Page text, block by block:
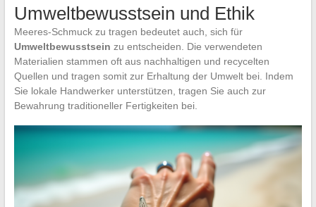
Umweltbewusstsein und Ethik
Meeres-Schmuck zu tragen bedeutet auch, sich für
Umweltbewusstsein zu entscheiden. Die verwendeten
Materialien stammen oft aus nachhaltigen und recycelten
Quellen und tragen somit zur Erhaltung der Umwelt bei. Indem
Sie lokale Handwerker unterstützen, tragen Sie auch zur
Bewahrung traditioneller Fertigkeiten bei.